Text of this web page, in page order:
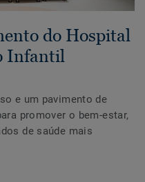
do Hospital
Infantil
e um pavimento de
promover o bem-estar,
de saúde mais